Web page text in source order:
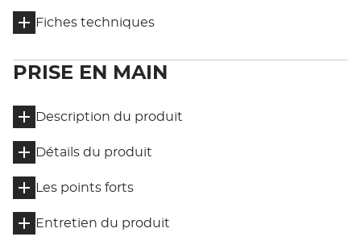
Fiches techniques
PRISE EN MAIN
Description du produit
Détails du produit
Les points forts
Entretien du produit